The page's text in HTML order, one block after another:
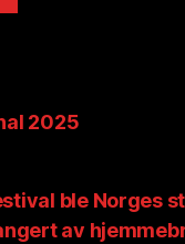
2025
ble Norges
av